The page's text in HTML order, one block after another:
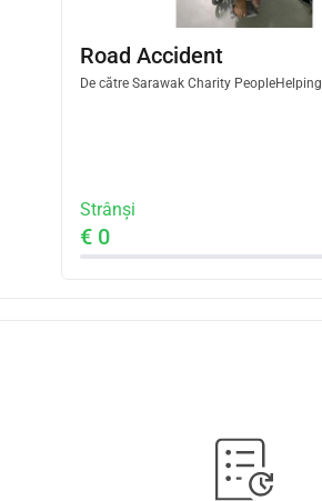
Road Accident
De către Sarawak Charity PeopleHelping
Strânși
€ 0